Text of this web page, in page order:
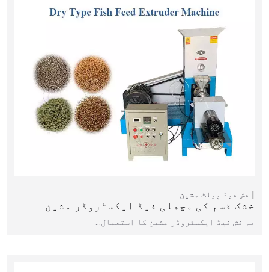
فش فیڈ پیلٹ مشین
خشک قسم کی مچھلی فیڈ ایکسٹروڈر مشین
یہ فش فیڈ ایکسٹروڈر مشین کا استعمال…